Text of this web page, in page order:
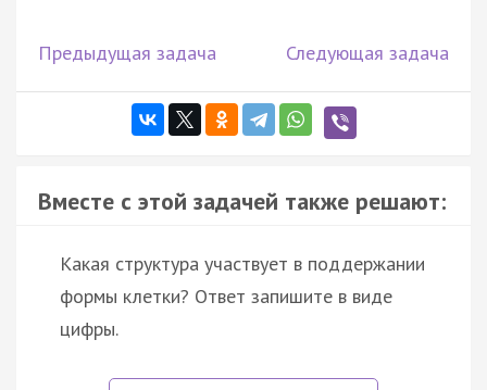
Предыдущая задача Следующая задача
Вместе с этой задачей также решают:
Какая структура участвует в поддержании
формы клетки? Ответ запишите в виде
цифры.